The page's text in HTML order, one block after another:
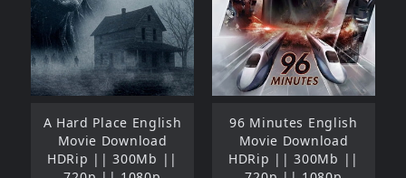
A Hard Place English
Movie Download
HDRip || 300Mb ||
96 Minutes English
Movie Download
HDRip || 300Mb ||